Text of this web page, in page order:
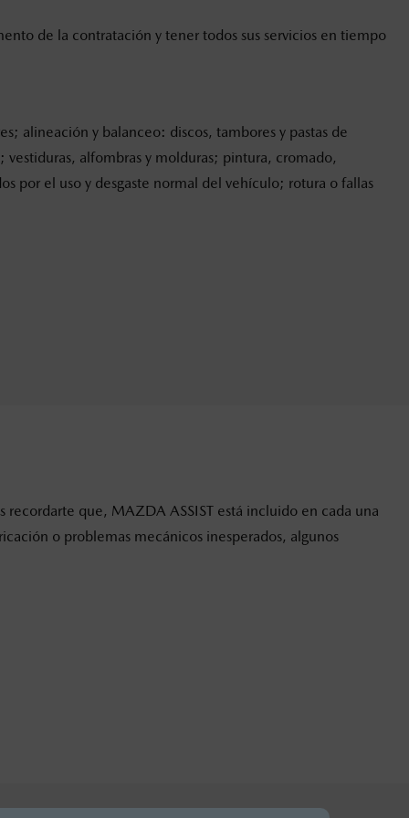
de la contratación y tener todos sus servicios en tiempo
alineación y balanceo: discos, tambores y pastas de
vestiduras, alfombras y molduras; pintura, cromado,
por el uso y desgaste normal del vehículo; rotura o fallas
que, MAZDA ASSIST está incluido en cada una
o problemas mecánicos inesperados, algunos